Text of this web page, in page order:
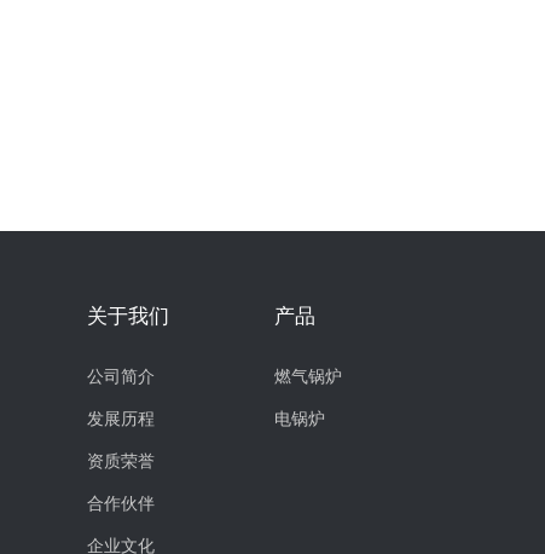
关于我们
公司简介
发展历程
资质荣誉
合作伙伴
企业文化
产品
燃气锅炉
电锅炉